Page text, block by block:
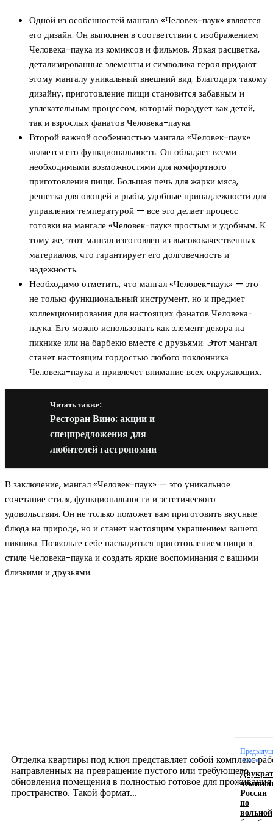
Одной из особенностей мангала «Человек-паук» является
его дизайн. Он выполнен в соответствии с изображением
Человека-паука из комиксов и фильмов. Яркая расцветка,
детализированные элементы и символика героя придают
этому мангалу уникальный внешний вид. Благодаря такому
дизайну, приготовление пищи становится забавным и
увлекательным процессом, который порадует как детей,
так и взрослых фанатов Человека-паука.
Второй важной особенностью мангала «Человек-паук»
является его функциональность. Он обладает всеми
необходимыми возможностями для комфортного
приготовления пищи. Большая печь для жарки мяса,
решетка для овощей и рыбы, удобные принадлежности для
управления температурой — все это делает процесс
готовки на мангале «Человек-паук» простым и удобным. К
тому же, этот мангал изготовлен из высококачественных
материалов, что гарантирует его долговечность и
надежность.
Необходимо отметить, что мангал «Человек-паук» — это
не только функциональный инструмент, но и предмет
коллекционирования для настоящих фанатов Человека-
паука. Его можно использовать как элемент декора на
пикнике или на барбекю вместе с друзьями. Этот мангал
станет настоящим гордостью любого поклонника
Человека-паука и привлечет внимание всех окружающих.
Читать также:
Ресторан Вино: акции и
спецпредложения для
любителей гастрономии
В заключение, мангал «Человек-паук» — это уникальное
сочетание стиля, функциональности и эстетического
удовольствия. Он не только поможет вам приготовить вкусные
блюда на природе, но и станет настоящим украшением вашего
пикника. Позвольте себе насладиться приготовлением пищи в
стиле Человека-паука и создать яркие воспоминания с вашими
близкими и друзьями.
Отделка квартиры под ключ представляет собой комплекс
направленных на превращение пустого или требующего
обновления помещения в полностью готовое для проживания
пространство. Такой формат...
статья
чемпион
России
по
вольной